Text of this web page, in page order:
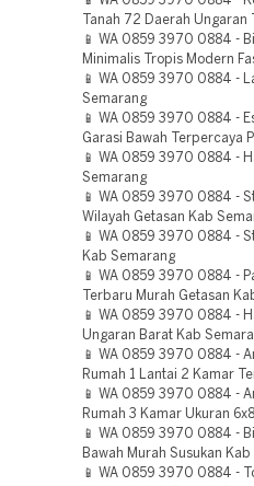
Tanah 72 Daerah
📱 WA 0859 3970 0884 -
Minimalis Tropis Modern
📱 WA 0859 3970 0884 -
Semarang
📱 WA 0859 3970 0884 -
Garasi Bawah Terpercaya
📱 WA 0859 3970 0884 -
Semarang
📱 WA 0859 3970 0884 -
Wilayah Getasan Kab
📱 WA 0859 3970 0884 -
Kab Semarang
📱 WA 0859 3970 0884 -
Terbaru Murah Getasan
📱 WA 0859 3970 0884 -
Ungaran Barat Kab
📱 WA 0859 3970 0884 -
Rumah 1 Lantai 2 Kamar
📱 WA 0859 3970 0884 -
Rumah 3 Kamar Ukuran
📱 WA 0859 3970 0884 -
Bawah Murah Susukan
📱 WA 0859 3970 0884 -